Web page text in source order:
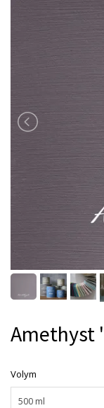
Amethyst
Volym
500 ml